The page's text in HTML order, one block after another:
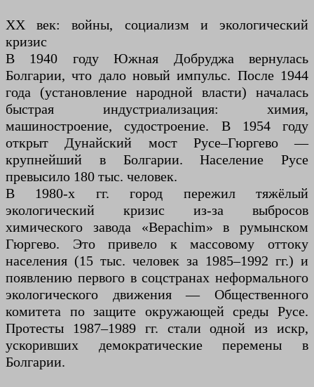
XX век: войны, социализм и экологический
кризис
В 1940 году Южная Добруджа вернулась
Болгарии, что дало новый импульс. После 1944
года (установление народной власти) началась
быстрая индустриализация: химия,
машиностроение, судостроение. В 1954 году
открыт Дунайский мост Русе–Гюргево —
крупнейший в Болгарии. Население Русе
превысило 180 тыс. человек.
В 1980-х гг. город пережил тяжёлый
экологический кризис из-за выбросов
химического завода «Верachim» в румынском
Гюргево. Это привело к массовому оттоку
населения (15 тыс. человек за 1985–1992 гг.) и
появлению первого в соцстранах неформального
экологического движения — Общественного
комитета по защите окружающей среды Русе.
Протесты 1987–1989 гг. стали одной из искр,
ускоривших демократические перемены в
Болгарии.